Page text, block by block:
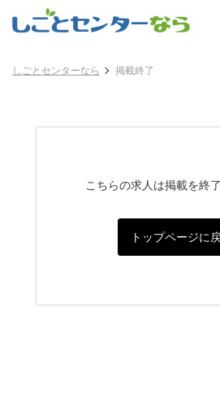
しごとセンターなら 掲載終了
こちらの求人は掲載を終
トップページに